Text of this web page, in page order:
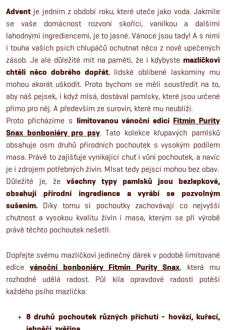
Advent je jedním z období roku, které uteče jako voda. Jakmile
se vaše domácnost rozvoní skořicí, vanilkou a dalšími
lahodnými ingrediencemi, je to jasné. Vánoce jsou tady! A s nimi
i touha vašich psích chlupáčů ochutnat něco z nově upečených
zásob. Je ale důležité mít na paměti, že i kdybyste mazlíčkovi
chtěli něco dobrého dopřát, lidské oblíbené laskominy mu
mohou akorát uškodit. Proto bychom se měli soustředit na to,
aby náš pejsek, i když mlsá, dostával pamlsky, které jsou určené
přímo pro něj. A především ze surovin, které mu neublíží.
Proto přicházíme s limitovanou vánoční edicí Fitmin Purity
Snax bonboniéry pro psy. Tato kolekce křupavých pamlsků
obsahuje osm druhů přírodních pochoutek s vysokým podílem
masa. Právě to zajišťuje vynikající chuť i vůni pochoutek, a navíc
je i zdrojem potřebných živin. Mlsat tedy pejsci mohou bez obav.
Důležité je, že všechny typy pamlsků jsou bezlepkové,
obsahují přírodní ingredience a vyrábíse pozvolným
sušením. Díky tomu si pochoutky zachovávají co nejvyšší
chutnost a vysokou kvalitu živin i masa, kterým se při výrobě
právě těchto pochoutek nešetří.
Dopřejte svému mazlíčkovi jedinečný dárek v podobě limitované
edicevánoční bonboniéry Fitmin Purity Snax, která mu
rozhodně udělá radost. Půl kila opravdové radosti potěší
každého psího mazlíčka:
8 druhů pochoutek různých příchutí - hovězí, kuřecí,